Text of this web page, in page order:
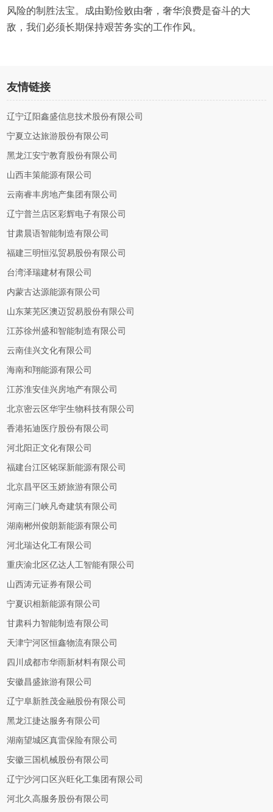
风险的制胜法宝。成由勤俭败由奢，奢华浪费是奋斗的大
敌，我们必须长期保持艰苦务实的工作作风。
友情链接
辽宁辽阳鑫盛信息技术股份有限公司
宁夏立达旅游股份有限公司
黑龙江安宁教育股份有限公司
山西丰策能源有限公司
云南睿丰房地产集团有限公司
辽宁普兰店区彩辉电子有限公司
甘肃晨语智能制造有限公司
福建三明恒泓贸易股份有限公司
台湾泽瑞建材有限公司
内蒙古达源能源有限公司
山东莱芜区澳迈贸易股份有限公司
江苏徐州盛和智能制造有限公司
云南佳兴文化有限公司
海南和翔能源有限公司
江苏淮安佳兴房地产有限公司
北京密云区华宇生物科技有限公司
香港拓迪医疗股份有限公司
河北阳正文化有限公司
福建台江区铭琛新能源有限公司
北京昌平区玉娇旅游有限公司
河南三门峡凡奇建筑有限公司
湖南郴州俊朗新能源有限公司
河北瑞达化工有限公司
重庆渝北区亿达人工智能有限公司
山西涛元证券有限公司
宁夏识相新能源有限公司
甘肃科力智能制造有限公司
天津宁河区恒鑫物流有限公司
四川成都市华雨新材料有限公司
安徽昌盛旅游有限公司
辽宁阜新胜茂金融股份有限公司
黑龙江捷达服务有限公司
湖南望城区真雷保险有限公司
安徽三国机械股份有限公司
辽宁沙河口区兴旺化工集团有限公司
河北久高服务股份有限公司